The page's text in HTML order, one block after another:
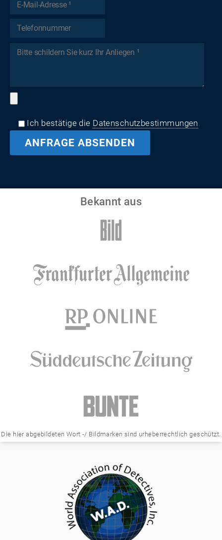
Ich bestätige die Datenschutzbestimmungen
Bekannt aus
Die hier abgebildeten Wort -/ Bildmarken sind urheberrechtlich geschützt.